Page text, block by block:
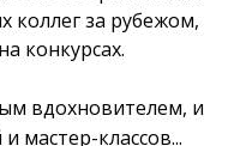
коллег за рубежом,
конкурсах.
вдохновителем, и
мастер-классов...